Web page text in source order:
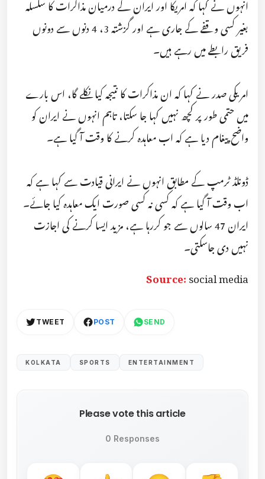
بغیر کسی وقفے کے جاری ہے اور گزشتہ 3، 4 دنوں سے دونوں
فریق رابطے میں رہے ہیں۔
امریکی صدر نے کہا کہ ان مذاکرات کا نتیجہ کیا نکلے گا، اس بارے
میں حتمی طور پر کچھ نہیں کہا جا سکتا، تاہم انہوں نے ایران کو
واضح پیغام دیا ہے کہ اب معاہدہ کرنے کا وقت آ گیا ہے۔
ڈونلڈ ٹرمپ کے مطابق انہوں نے ایرانی قیادت سے کہا ہے کہ
اب وقت آ گیا ہے کہ کسی نہ کسی صورت ایک معاہدہ کیا جائے۔
ایران 47 سالوں سے جو کررہا ہے، مزید ایسا کرنے کی اجازت
نہیں دی جاسکتی۔
Source:social media
TWEET POST SEND
KOLKATA SPORTS ENTERTAINMENT
Please vote this article
0 Responses